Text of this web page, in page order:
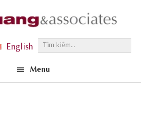
m
English
Menu